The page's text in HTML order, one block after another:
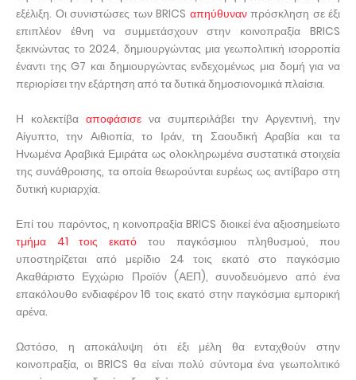
εξέλιξη. Οι συνιστώσες των BRICS απηύθυνανπρόσκληση σε έξι
επιπλέον έθνη να συμμετάσχουν στην κοινοπραξία BRICS
ξεκινώντας το 2024, δημιουργώντας μια γεωπολιτική ισορροπία
έναντι της G7 και δημιουργώντας ενδεχομένως μια δομή για να
περιορίσει την εξάρτηση από τα δυτικά δημοσιονομικά πλαίσια.
Η κολεκτίβα αποφάσισε να συμπεριλάβει την Αργεντινή, την
Αίγυπτο, την Αιθιοπία, το Ιράν, τη Σαουδική Αραβία και τα
Ηνωμένα Αραβικά Εμιράτα ως ολοκληρωμένα συστατικά στοιχεία
της συνάθροισης, τα οποία θεωρούνται ευρέως ως αντίβαρο στη
δυτική κυριαρχία.
Επί του παρόντος, η κοινοπραξία BRICS διοικεί ένα αξιοσημείωτο
τμήμα 41 τοις εκατό του παγκόσμιου πληθυσμού, που
υποστηρίζεται από μερίδιο 24 τοις εκατό στο παγκόσμιο
Ακαθάριστο Εγχώριο Προϊόν (ΑΕΠ), συνοδευόμενο από ένα
επακόλουθο ενδιαφέρον 16 τοις εκατό στην παγκόσμια εμπορική
αρένα.
Ωστόσο, η αποκάλυψη ότι έξι μέλη θα ενταχθούν στην
κοινοπραξία, οι BRICS θα είναι πολύ σύντομα ένα γεωπολιτικό